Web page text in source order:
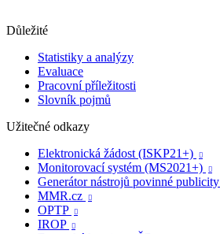
Důležité
Statistiky a analýzy
Evaluace
Pracovní příležitosti
Slovník pojmů
Užitečné odkazy
Elektronická žádost (ISKP21+)

Monitorovací systém (MS2021+) 
Generátor nástrojů povinné publicity
MMR.cz 
OPTP 
IROP 